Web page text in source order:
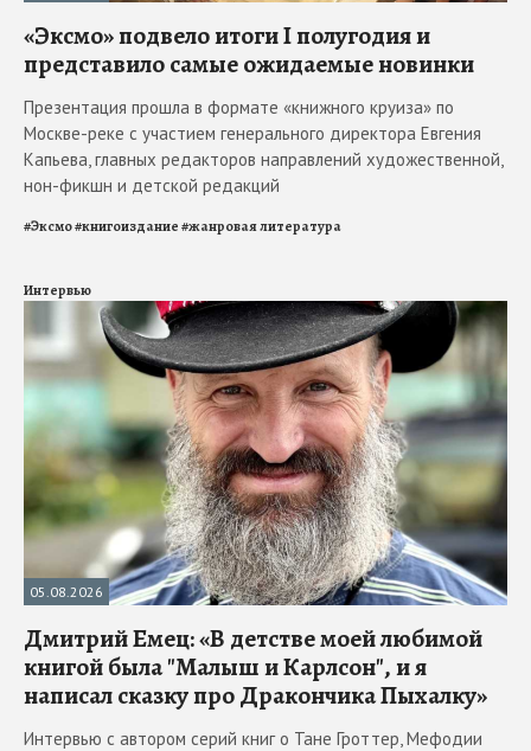
«Эксмо» подвело итоги I полугодия и
представило самые ожидаемые новинки
Презентация прошла в формате «книжного круиза» по
Москве-реке с участием генерального директора Евгения
Капьева, главных редакторов направлений художественной,
нон-фикшн и детской редакций
#Эксмо#книгоиздание#жанровая литература
Интервью
05.08.2026
Дмитрий Емец: «В детстве моей любимой
книгой была "Малыш и Карлсон", и я
написал сказку про Дракончика Пыхалку»
Интервью с автором серий книг о Тане Гроттер, Мефодии